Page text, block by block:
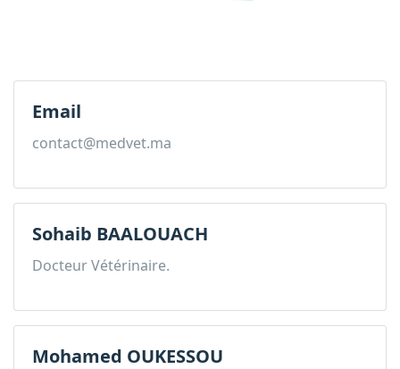
Email
contact@medvet.ma
Sohaib BAALOUACH
Docteur Vétérinaire.
Mohamed OUKESSOU